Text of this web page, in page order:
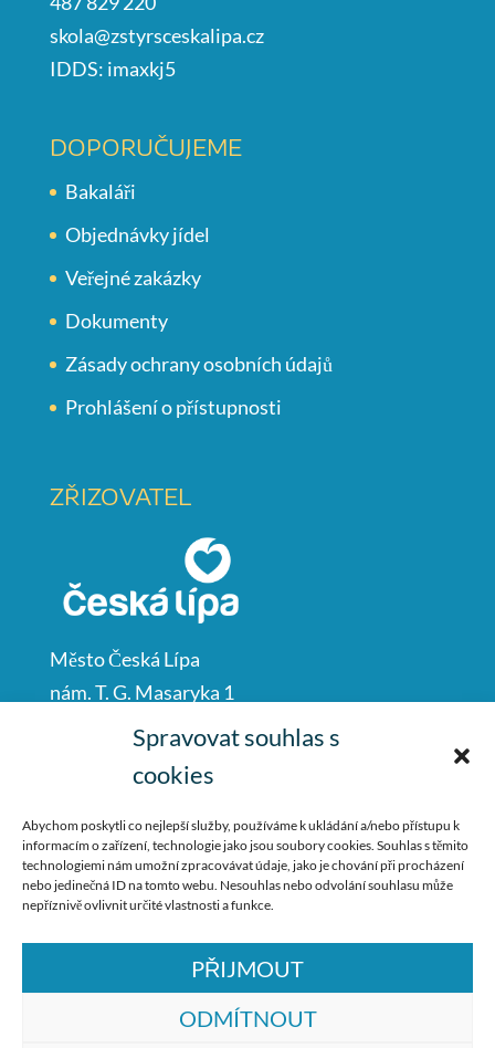
Spravovat souhlas s
cookies
Abychom poskytli co nejlepší služby, používáme k ukládání a/nebo přístupu k
informacím o zařízení, technologie jako jsou soubory cookies. Souhlas s těmito
technologiemi nám umožní zpracovávat údaje, jako je chování při procházení
nebo jedinečná ID na tomto webu. Nesouhlas nebo odvolání souhlasu může
nepříznivě ovlivnit určité vlastnosti a funkce.
PŘIJMOUT
ODMÍTNOUT
skola@zstyrsceskalipa.cz
IDDS: imaxkj5
DOPORUČUJEME
Bakaláři
Objednávky jídel
Veřejné zakázky
Dokumenty
Zásady ochrany osobních údajů
Prohlášení o přístupnosti
ZŘIZOVATEL
Město Česká Lípa
nám. T. G. Masaryka 1
Česká Lípa
487 881 111
podatelna@mucl.cz